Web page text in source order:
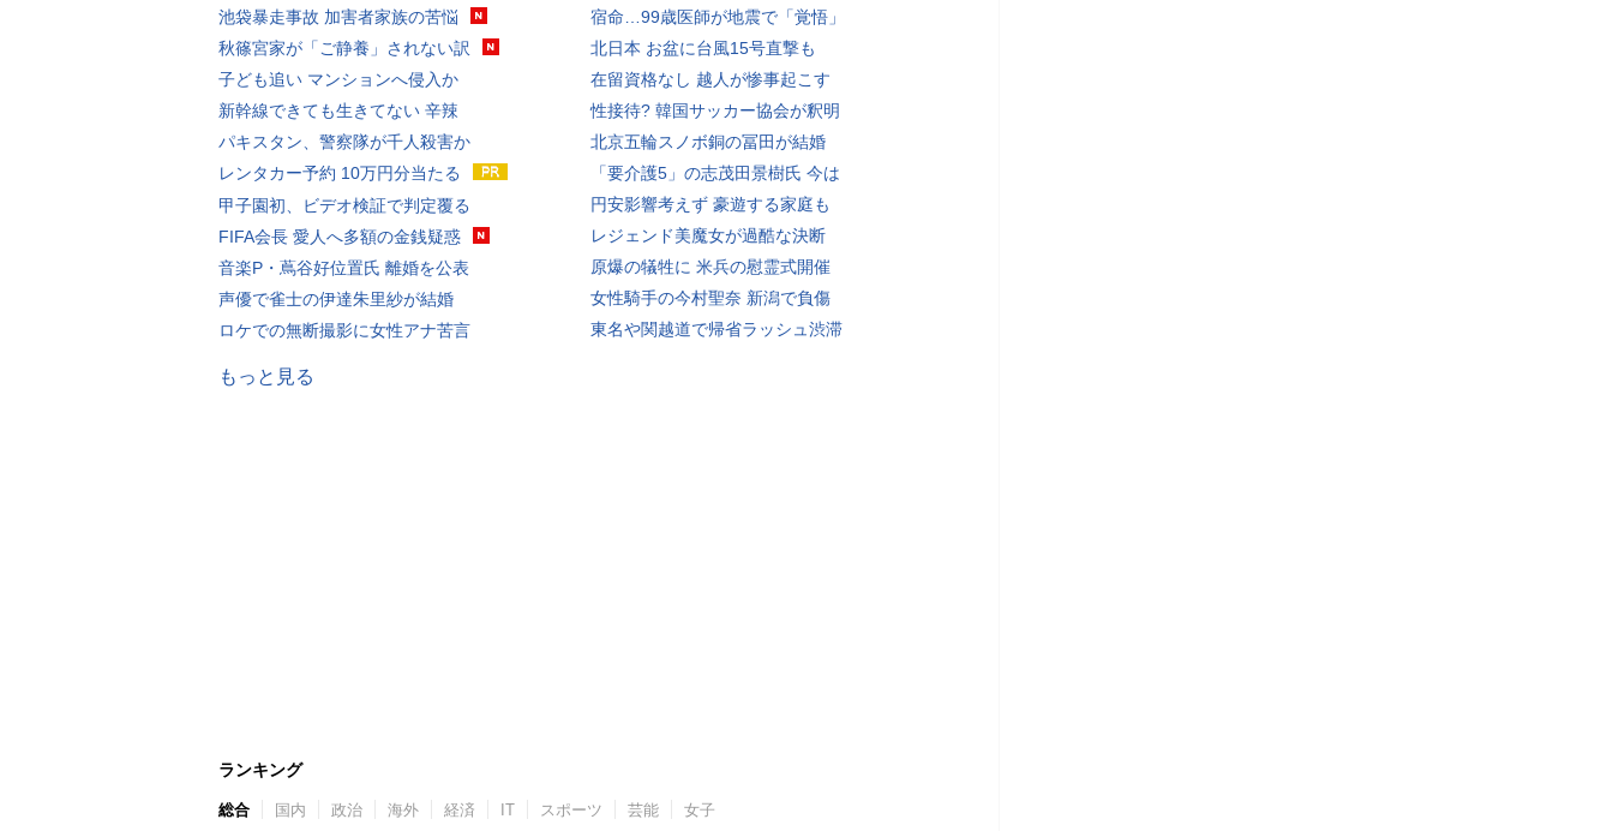
池袋暴走事故 加害者家族の苦悩
秋篠宮家が「ご静養」されない訳
子ども追い マンションへ侵入か
新幹線できても生きてない 辛辣
パキスタン、警察隊が千人殺害か
レンタカー予約 10万円分当たる
甲子園初、ビデオ検証で判定覆る
FIFA会長 愛人へ多額の金銭疑惑
音楽P・蔦谷好位置氏 離婚を公表
声優で雀士の伊達朱里紗が結婚
ロケでの無断撮影に女性アナ苦言
宿命…99歳医師が地震で「覚悟」
北日本 お盆に台風15号直撃も
在留資格なし 越人が惨事起こす
性接待? 韓国サッカー協会が釈明
北京五輪スノボ銅の冨田が結婚
「要介護5」の志茂田景樹氏 今は
円安影響考えず 豪遊する家庭も
レジェンド美魔女が過酷な決断
原爆の犠牲に 米兵の慰霊式開催
女性騎手の今村聖奈 新潟で負傷
東名や関越道で帰省ラッシュ渋滞
もっと見る
ランキング
総合 国内 政治 海外 経済 IT スポーツ 芸能 女子